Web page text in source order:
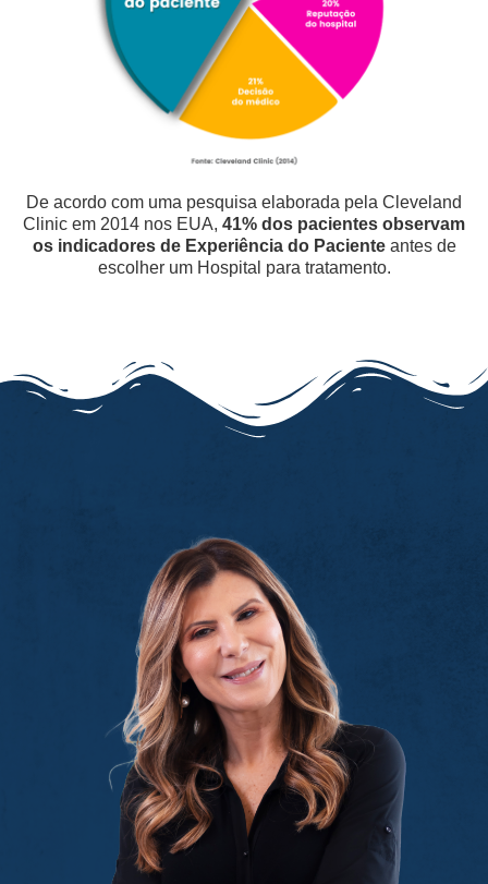
De acordo com uma pesquisa elaborada pela Cleveland
Clinic em 2014 nos EUA, 41% dos pacientes observam
os indicadores de Experiência do Pacienteantes de
escolher um Hospital para tratamento.